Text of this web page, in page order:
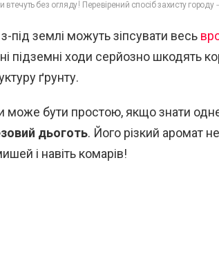
втечуть без огляду! Перевірений спосіб захисту городу
з-під землі можуть зіпсувати весь
підземні ходи серйозно шкодять
ґрунту.
може бути простою, якщо знати
дьоготь. Його різкий аромат
і навіть комарів!